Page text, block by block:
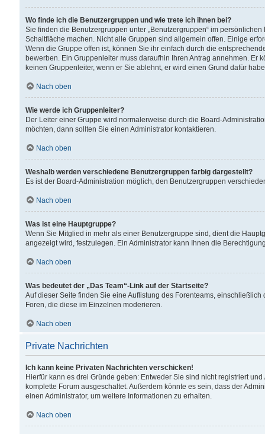
Wo finde ich die Benutzergruppen und wie trete ich ihnen bei?
Sie finden die Benutzergruppen unter „Benutzergruppen“ im
Schaltfläche machen. Nicht alle Gruppen sind allgemein offen. Einige
Wenn die Gruppe offen ist, können Sie ihr einfach durch die
bewerben. Ein Gruppenleiter muss daraufhin Ihren Antrag annehmen.
keinen Gruppenleiter, wenn er Sie ablehnt, er wird einen Grund dafür
Nach oben
Wie werde ich Gruppenleiter?
Der Leiter einer Gruppe wird normalerweise durch die Board-
möchten, dann sollten Sie einen Administrator kontaktieren.
Nach oben
Weshalb werden verschiedene Benutzergruppen farbig dargestellt?
Es ist der Board-Administration möglich, den Benutzergruppen
Nach oben
Was ist eine Hauptgruppe?
Wenn Sie Mitglied in mehr als einer Benutzergruppe sind, dient die
angezeigt wird, festzulegen. Ein Administrator kann Ihnen die
Nach oben
Was bedeutet der „Das Team“-Link auf der Startseite?
Auf dieser Seite finden Sie eine Auflistung des Forenteams,
Foren, die diese im Einzelnen moderieren.
Nach oben
Private Nachrichten
Ich kann keine Privaten Nachrichten verschicken!
Hierfür kann es drei Gründe geben: Entweder Sie sind nicht registriert
komplette Forum ausgeschaltet. Außerdem könnte es sein, dass der
einen Administrator, um weitere Informationen zu erhalten.
Nach oben